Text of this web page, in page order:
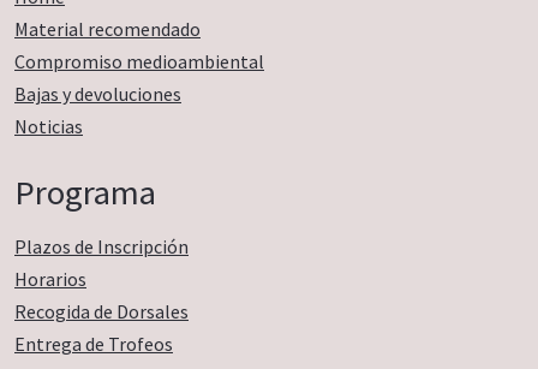
Material recomendado
Compromiso medioambiental
Bajas y devoluciones
Noticias
Programa
Plazos de Inscripción
Horarios
Recogida de Dorsales
Entrega de Trofeos